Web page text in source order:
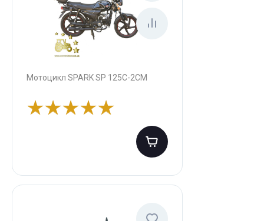
Мотоцикл SPARK SP 125C-2CM